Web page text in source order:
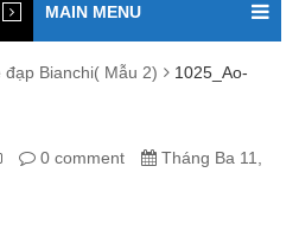
MAIN MENU
đạp Bianchi( Mẫu 2)
1025_Ao-
0 comment
Tháng Ba 11,